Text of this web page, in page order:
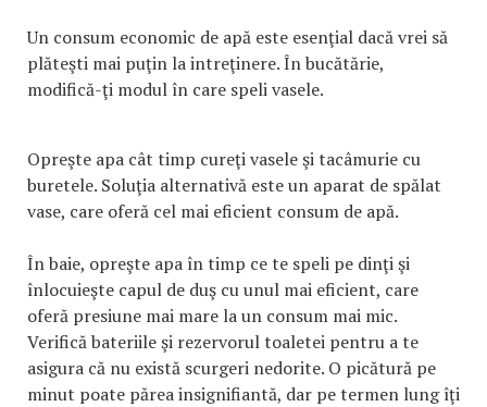
Un consum economic de apă este esenţial dacă vrei să
plăteşti mai puţin la intreţinere. În bucătărie,
modifică-ţi modul în care speli vasele.
Opreşte apa cât timp cureţi vasele şi tacâmurie cu
buretele. Soluţia alternativă este un aparat de spălat
vase, care oferă cel mai eficient consum de apă.
În baie, opreşte apa în timp ce te speli pe dinţi şi
înlocuieşte capul de duş cu unul mai eficient, care
oferă presiune mai mare la un consum mai mic.
Verifică bateriile şi rezervorul toaletei pentru a te
asigura că nu există scurgeri nedorite. O picătură pe
minut poate părea insignifiantă, dar pe termen lung îţi